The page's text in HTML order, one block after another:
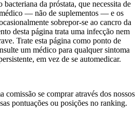
bacteriana da próstata, que necessita de
— não de suplementos — e os
sobrepor-se ao cancro da
desta página trata uma infecção nem
Trate esta página como ponto de
um médico para qualquer sintoma
em vez de se automedicar.
comissão se comprar através dos nossos
pontuações ou posições no ranking.